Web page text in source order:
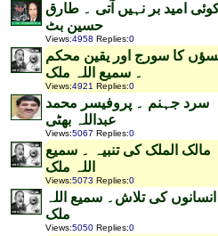
امید بر نہیں آتی ۔ طارق
حسین بٹ
Views:4958 Replies:0
کا سورج اور یقین محکم
۔ سمیع اللہ ملک
Views:4921 Replies:0
سرد جہنم ۔ پروفیسر محمد
عبداللہ بھٹی
Views:5067 Replies:0
مالک الملک کی تنبیہ ۔ سمیع
اللہ ملک
Views:5073 Replies:0
انسانوں کی تلاش۔ سمیع اللہ
ملک
Views:5050 Replies:0